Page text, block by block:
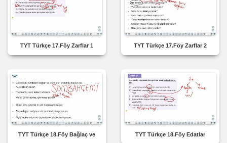
TYT Türkçe 17.Föy Zarflar 1 TYT Türkçe 17.Föy Zarflar 2
TYT Türkçe 18.Föy Bağlaç ve TYT Türkçe 18.Föy Edatlar